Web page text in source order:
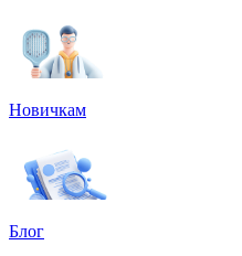
Новичкам
Блог